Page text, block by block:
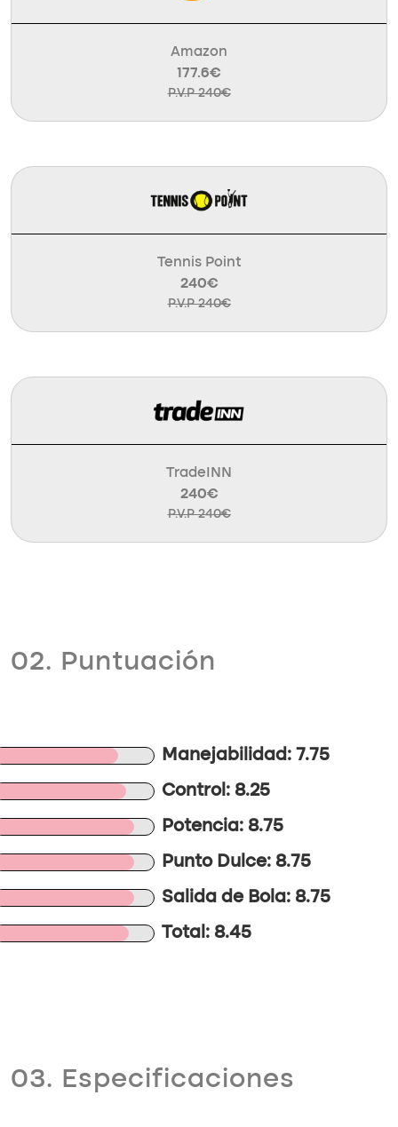
Amazon
177.6€
P.V.P 240€
Tennis Point
240€
P.V.P 240€
TradeINN
240€
P.V.P 240€
02. Puntuación
Manejabilidad: 7.75
Control: 8.25
Potencia: 8.75
Punto Dulce: 8.75
Salida de Bola: 8.75
Total: 8.45
03. Especificaciones